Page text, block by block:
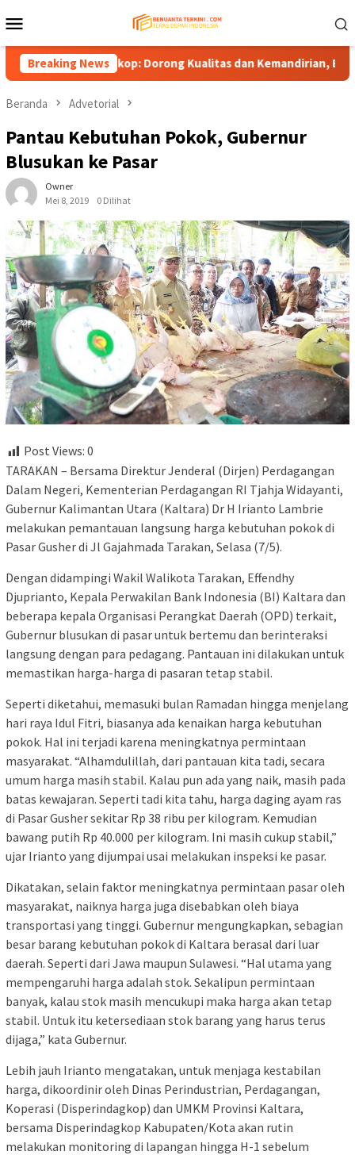
ke
Mobile
Breaking News
Kemenkop: Dorong Kualitas dan Kemandirian, Bukan Sekadar
Beranda Advetorial
Pantau Kebutuhan Pokok, Gubernur
Blusukan ke Pasar
Owner
Mei 8, 2019
0 Dilihat
Post Views: 0
TARAKAN – Bersama Direktur Jenderal (Dirjen) Perdagangan
Dalam Negeri, Kementerian Perdagangan RI Tjahja Widayanti,
Gubernur Kalimantan Utara (Kaltara) Dr H Irianto Lambrie
melakukan pemantauan langsung harga kebutuhan pokok di
Pasar Gusher di Jl Gajahmada Tarakan, Selasa (7/5).
Dengan didampingi Wakil Walikota Tarakan, Effendhy
Djuprianto, Kepala Perwakilan Bank Indonesia (BI) Kaltara dan
beberapa kepala Organisasi Perangkat Daerah (OPD) terkait,
Gubernur blusukan di pasar untuk bertemu dan berinteraksi
langsung dengan para pedagang. Pantauan ini dilakukan untuk
memastikan harga-harga di pasaran tetap stabil.
Seperti diketahui, memasuki bulan Ramadan hingga menjelang
hari raya Idul Fitri, biasanya ada kenaikan harga kebutuhan
pokok. Hal ini terjadi karena meningkatnya permintaan
masyarakat. “Alhamdulillah, dari pantauan kita tadi, secara
umum harga masih stabil. Kalau pun ada yang naik, masih pada
batas kewajaran. Seperti tadi kita tahu, harga daging ayam ras
di Pasar Gusher sekitar Rp 38 ribu per kilogram. Kemudian
bawang putih Rp 40.000 per kilogram. Ini masih cukup stabil,”
ujar Irianto yang dijumpai usai melakukan inspeksi ke pasar.
Dikatakan, selain faktor meningkatnya permintaan pasar oleh
masyarakat, naiknya harga juga disebabkan oleh biaya
transportasi yang tinggi. Gubernur mengungkapkan, sebagian
besar barang kebutuhan pokok di Kaltara berasal dari luar
daerah. Seperti dari Jawa maupun Sulawesi. “Hal utama yang
mempengaruhi harga adalah stok. Sekalipun permintaan
banyak, kalau stok masih mencukupi maka harga akan tetap
stabil. Untuk itu ketersediaan stok barang yang harus terus
dijaga,” kata Gubernur.
Lebih jauh Irianto mengatakan, untuk menjaga kestabilan
harga, dikoordinir oleh Dinas Perindustrian, Perdagangan,
Koperasi (Disperindagkop) dan UMKM Provinsi Kaltara,
bersama Disperindagkop Kabupaten/Kota akan rutin
melakukan monitoring di lapangan hingga H-1 sebelum